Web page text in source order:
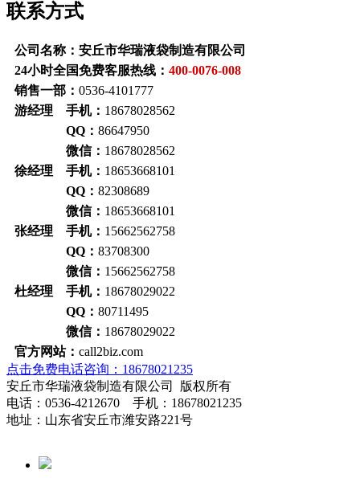
联系方式
公司名称：安丘市华瑞液袋制造有限公司
24小时全国免费客服热线： 400-0076-008
销售一部： 0536-4101777
游经理 手机： 18678028562
QQ： 86647950
微信： 18678028562
徐经理 手机： 18653668101
QQ： 82308689
微信： 18653668101
张经理 手机： 15662562758
QQ： 83708300
微信： 15662562758
杜经理 手机： 18678029022
QQ： 80711495
微信： 18678029022
官方网站： call2biz.com
点击免费电话咨询：18678021235
安丘市华瑞液袋制造有限公司 版权所有
电话：0536-4212670 手机：18678021235
地址：山东省安丘市潍安路221号